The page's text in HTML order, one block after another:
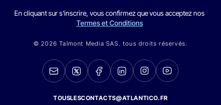
En cliquant sur s'inscrire, vous confirmez que vous acceptez nos
Termes et Conditions
© 2026 Talmont Media SAS. tous droits réservés.
TOUSLESCONTACTS@ATLANTICO.FR